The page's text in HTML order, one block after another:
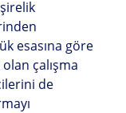
esasına göre
çalışma
de